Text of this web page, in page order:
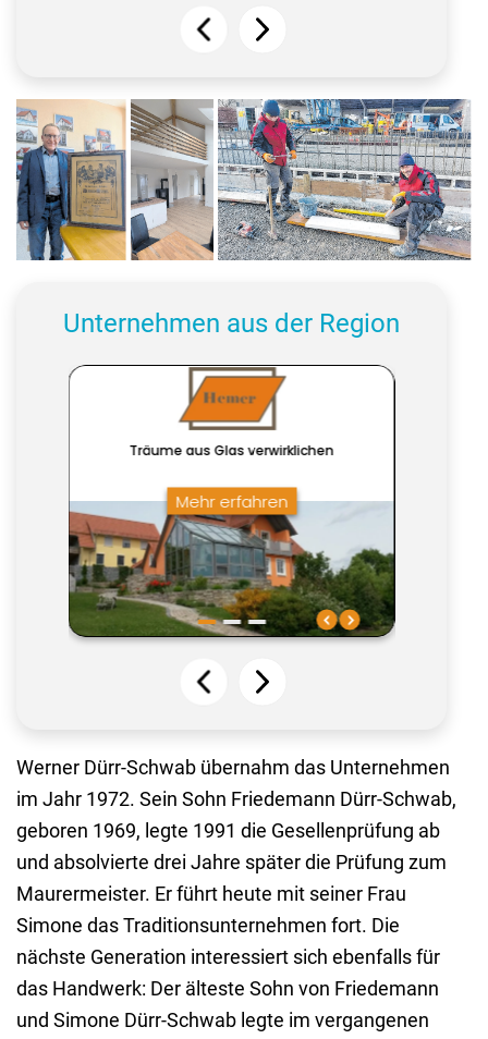
Friedemann
Dürr-
Schwab
mit dem
Meisterbrief
seines
Jahr
Foto:
Die
Galerie
schafft
Eleganz.
Fotos:
Marius
Mit drei Angestellten und der
Familie Dürr-Schwab baut
das Unternehmen zwischen
drei und fünf Häusern pro
Jahr. Foto: Dürr-Schwab Bau
Unternehmen aus der Region
Werner Dürr-Schwab übernahm das Unternehmen
im Jahr 1972. Sein Sohn Friedemann Dürr-Schwab,
geboren 1969, legte 1991 die Gesellenprüfung ab
und absolvierte drei Jahre später die Prüfung zum
Maurermeister. Er führt heute mit seiner Frau
Simone das Traditionsunternehmen fort. Die
nächste Generation interessiert sich ebenfalls für
das Handwerk: Der älteste Sohn von Friedemann
und Simone Dürr-Schwab legte im vergangenen